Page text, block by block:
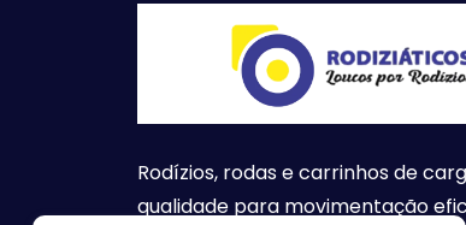
Rodízios, rodas e carrinhos de
qualidade para movimentação